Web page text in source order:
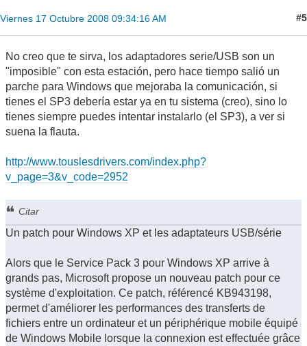
Viernes 17 Octubre 2008 09:34:16 AM #5
No creo que te sirva, los adaptadores serie/USB son un
"imposible" con esta estación, pero hace tiempo salió un
parche para Windows que mejoraba la comunicación, si
tienes el SP3 debería estar ya en tu sistema (creo), sino lo
tienes siempre puedes intentar instalarlo (el SP3), a ver si
suena la flauta.
http://www.touslesdrivers.com/index.php?
v_page=3&v_code=2952
Citar
Un patch pour Windows XP et les adaptateurs USB/série
Alors que le Service Pack 3 pour Windows XP arrive à
grands pas, Microsoft propose un nouveau patch pour ce
système d'exploitation. Ce patch, référencé KB943198,
permet d'améliorer les performances des transferts de
fichiers entre un ordinateur et un périphérique mobile équipé
de Windows Mobile lorsque la connexion est effectuée grâce